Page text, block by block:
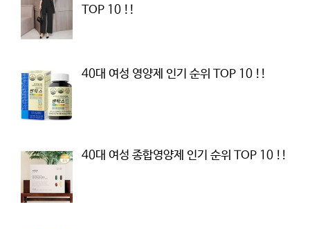
TOP 10 !!
40대 여성 영양제 인기 순위 TOP 10 !!
40대 여성 종합영양제 인기 순위 TOP 10 !!